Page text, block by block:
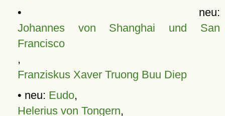
• neu:
Johannes von Shanghai und San
Francisco
,
Franziskus Xaver Truong Buu Diep
• neu: Eudo,
Helerius von Tongern,